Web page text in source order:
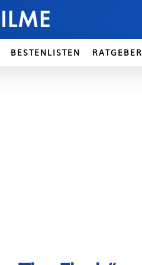
BESTENLISTEN RATGEBER